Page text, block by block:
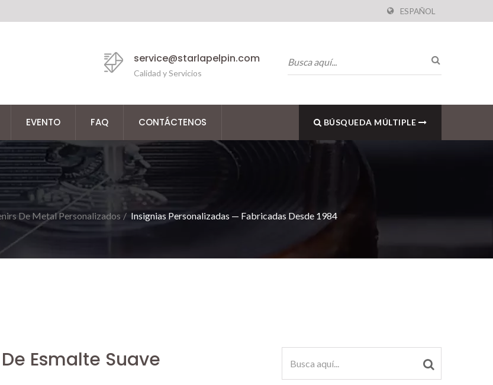
ESPAÑOL
service@starlapelpin.com
Calidad y Servicios
EVENTO FAQ CONTÁCTENOS BÚSQUEDA MÚLTIPLE
De Metal Personalizados / Insignias Personalizadas — Fabricadas Desde 1984
Esmalte Suave